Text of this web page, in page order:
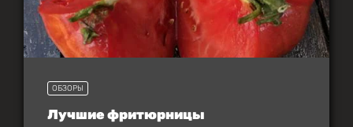
ОБЗОРЫ
Лучшие фритюрницы